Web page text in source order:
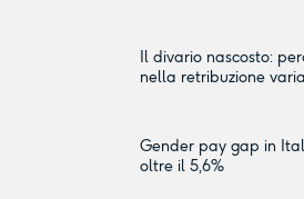
Il divario nascosto:
nella retribuzione
Gender pay gap in
oltre il 5,6%